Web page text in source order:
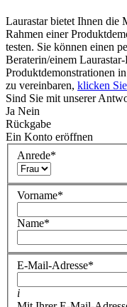
Laurastar bietet Ihnen die
Rahmen einer
testen. Sie können einen
Beraterin/einem
Produktdemonstrationen
zu vereinbaren, klicken
Sind Sie mit unserer
Ja Nein
Rückgabe
Ein Konto eröffnen
Anrede*
Vorname*
Name*
E-Mail-Adresse*
i